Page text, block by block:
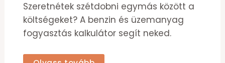
Szeretnétek szétdobni egymás között a
költségeket? A benzin és üzemanyag
fogyasztás kalkulátor segít neked.